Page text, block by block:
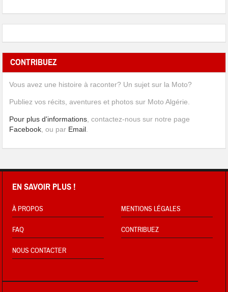
CONTRIBUEZ
Vous avez une histoire à raconter? Un sujet sur la Moto?
Publiez vos récits, aventures et photos sur Moto Algérie.
Pour plus d'informations, contactez-nous sur notre page
Facebook, ou par Email.
EN SAVOIR PLUS !
À PROPOS MENTIONS LÉGALES
FAQ CONTRIBUEZ
NOUS CONTACTER